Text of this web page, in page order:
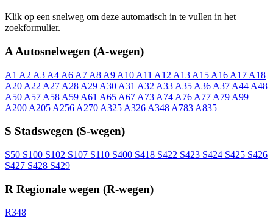
Klik op een snelweg om deze automatisch in te vullen in het
zoekformulier.
A Autosnelwegen (A-wegen)
A1 A2 A3 A4 A6 A7 A8 A9 A10 A11 A12 A13 A15 A16 A17 A18
A20 A22 A27 A28 A29 A30 A31 A32 A33 A35 A36 A37 A44 A48
A50 A57 A58 A59 A61 A65 A67 A73 A74 A76 A77 A79 A99
A200 A205 A256 A270 A325 A326 A348 A783 A835
S Stadswegen (S-wegen)
S50 S100 S102 S107 S110 S400 S418 S422 S423 S424 S425 S426
S427 S428 S429
R Regionale wegen (R-wegen)
R348